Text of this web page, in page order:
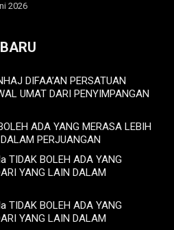
2026
DIFAA’AN PERSATUAN
UMAT DARI PENYIMPANGAN
ADA YANG MERASA LEBIH
PERJUANGAN
TIDAK BOLEH ADA YANG
YANG LAIN DALAM
TIDAK BOLEH ADA YANG
YANG LAIN DALAM